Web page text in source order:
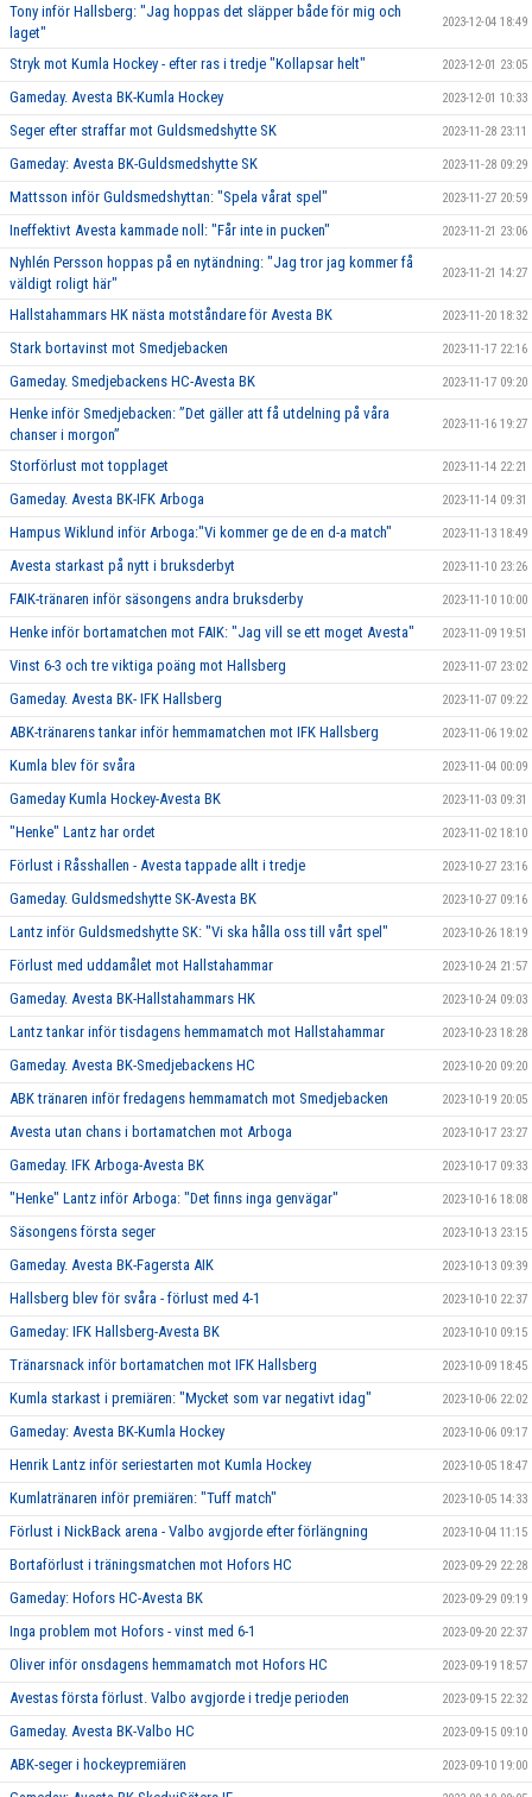
Tony inför Hallsberg: "Jag hoppas det släpper både för mig och
laget"
2023-12-04 18:49
Stryk mot Kumla Hockey - efter ras i tredje "Kollapsar helt" 2023-12-01 23:05
Gameday. Avesta BK-Kumla Hockey 2023-12-01 10:33
Seger efter straffar mot Guldsmedshytte SK 2023-11-28 23:11
Gameday: Avesta BK-Guldsmedshytte SK 2023-11-28 09:29
Mattsson inför Guldsmedshyttan: "Spela vårat spel" 2023-11-27 20:59
Ineffektivt Avesta kammade noll: "Får inte in pucken" 2023-11-21 23:06
Nyhlén Persson hoppas på en nytändning: "Jag tror jag kommer få
väldigt roligt här"
2023-11-21 14:27
Hallstahammars HK nästa motståndare för Avesta BK 2023-11-20 18:32
Stark bortavinst mot Smedjebacken 2023-11-17 22:16
Gameday. Smedjebackens HC-Avesta BK 2023-11-17 09:20
Henke inför Smedjebacken: ”Det gäller att få utdelning på våra
chanser i morgon”
2023-11-16 19:27
Storförlust mot topplaget 2023-11-14 22:21
Gameday. Avesta BK-IFK Arboga 2023-11-14 09:31
Hampus Wiklund inför Arboga:"Vi kommer ge de en d-a match" 2023-11-13 18:49
Avesta starkast på nytt i bruksderbyt 2023-11-10 23:26
FAIK-tränaren inför säsongens andra bruksderby 2023-11-10 10:00
Henke inför bortamatchen mot FAIK: "Jag vill se ett moget Avesta" 2023-11-09 19:51
Vinst 6-3 och tre viktiga poäng mot Hallsberg 2023-11-07 23:02
Gameday. Avesta BK- IFK Hallsberg 2023-11-07 09:22
ABK-tränarens tankar inför hemmamatchen mot IFK Hallsberg 2023-11-06 19:02
Kumla blev för svåra 2023-11-04 00:09
Gameday Kumla Hockey-Avesta BK 2023-11-03 09:31
"Henke" Lantz har ordet 2023-11-02 18:10
Förlust i Råsshallen - Avesta tappade allt i tredje 2023-10-27 23:16
Gameday. Guldsmedshytte SK-Avesta BK 2023-10-27 09:16
Lantz inför Guldsmedshytte SK: "Vi ska hålla oss till vårt spel" 2023-10-26 18:19
Förlust med uddamålet mot Hallstahammar 2023-10-24 21:57
Gameday. Avesta BK-Hallstahammars HK 2023-10-24 09:03
Lantz tankar inför tisdagens hemmamatch mot Hallstahammar 2023-10-23 18:28
Gameday. Avesta BK-Smedjebackens HC 2023-10-20 09:20
ABK tränaren inför fredagens hemmamatch mot Smedjebacken 2023-10-19 20:05
Avesta utan chans i bortamatchen mot Arboga 2023-10-17 23:27
Gameday. IFK Arboga-Avesta BK 2023-10-17 09:33
"Henke" Lantz inför Arboga: "Det finns inga genvägar" 2023-10-16 18:08
Säsongens första seger 2023-10-13 23:15
Gameday. Avesta BK-Fagersta AIK 2023-10-13 09:39
Hallsberg blev för svåra - förlust med 4-1 2023-10-10 22:37
Gameday: IFK Hallsberg-Avesta BK 2023-10-10 09:15
Tränarsnack inför bortamatchen mot IFK Hallsberg 2023-10-09 18:45
Kumla starkast i premiären: "Mycket som var negativt idag" 2023-10-06 22:02
Gameday: Avesta BK-Kumla Hockey 2023-10-06 09:17
Henrik Lantz inför seriestarten mot Kumla Hockey 2023-10-05 18:47
Kumlatränaren inför premiären: "Tuff match" 2023-10-05 14:33
Förlust i NickBack arena - Valbo avgjorde efter förlängning 2023-10-04 11:15
Bortaförlust i träningsmatchen mot Hofors HC 2023-09-29 22:28
Gameday: Hofors HC-Avesta BK 2023-09-29 09:19
Inga problem mot Hofors - vinst med 6-1 2023-09-20 22:37
Oliver inför onsdagens hemmamatch mot Hofors HC 2023-09-19 18:57
Avestas första förlust. Valbo avgjorde i tredje perioden 2023-09-15 22:32
Gameday. Avesta BK-Valbo HC 2023-09-15 09:10
ABK-seger i hockeypremiären 2023-09-10 19:00